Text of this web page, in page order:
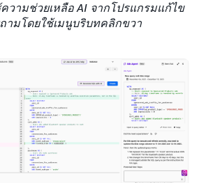
ความช่วยเหลือ AI จากโปรแกรมแก้ไข
ามโดยใช้เมนูบริบทคลิกขวา